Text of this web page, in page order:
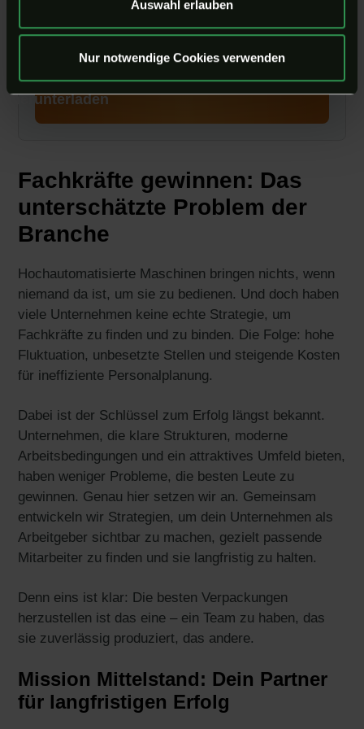
Auswahl erlauben
Nur notwendige Cookies verwenden
Gratis-
Fallstudie
herunterladen
Fachkräfte gewinnen: Das
unterschätzte Problem der
Branche
Hochautomatisierte Maschinen bringen nichts, wenn
niemand da ist, um sie zu bedienen. Und doch haben
viele Unternehmen keine echte Strategie, um
Fachkräfte zu finden und zu binden. Die Folge: hohe
Fluktuation, unbesetzte Stellen und steigende Kosten
für ineffiziente Personalplanung.
Dabei ist der Schlüssel zum Erfolg längst bekannt.
Unternehmen, die klare Strukturen, moderne
Arbeitsbedingungen und ein attraktives Umfeld bieten,
haben weniger Probleme, die besten Leute zu
gewinnen. Genau hier setzen wir an. Gemeinsam
entwickeln wir Strategien, um dein Unternehmen als
Arbeitgeber sichtbar zu machen, gezielt passende
Mitarbeiter zu finden und sie langfristig zu halten.
Denn eins ist klar: Die besten Verpackungen
herzustellen ist das eine – ein Team zu haben, das
sie zuverlässig produziert, das andere.
Mission Mittelstand: Dein Partner
für langfristigen Erfolg